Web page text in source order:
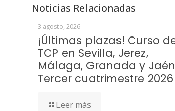
Noticias Relacionadas
3 agosto, 2026
¡Últimas plazas! Curso
TCP en Sevilla, Jerez,
Málaga, Granada y
Tercer cuatrimestre 2026
Leer más